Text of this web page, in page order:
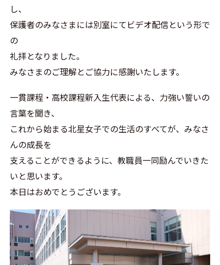
し、
保護者のみなさまには別室にてビデオ配信という形で
の
礼拝となりました。
みなさまのご理解とご協力に感謝いたします。
一貫課程・高校課程新入生代表による、力強い誓いの
言葉を聞き、
これから始まる北星女子での生活のすべてが、みなさ
んの成長を
支えることができるように、教職員一同励んでいきた
いと思います。
本日はおめでとうございます。